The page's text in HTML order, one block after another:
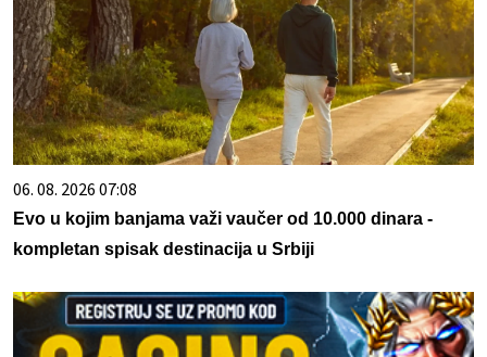
06. 08. 2026 07:08
Evo u kojim banjama važi vaučer od 10.000 dinara -
kompletan spisak destinacija u Srbiji